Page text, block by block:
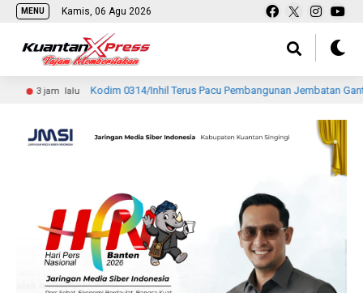
MENU Kamis, 06 Agu 2026
Kodim 0314/Inhil Terus Pacu Pembangunan Jembatan Gantung Perintis